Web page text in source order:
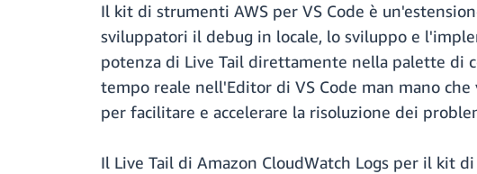
Il kit di strumenti AWS per VS Code è
sviluppatori il debug in locale, lo sviluppo e
potenza di Live Tail direttamente nella palette di
tempo reale nell'Editor di VS Code man mano
per facilitare e accelerare la risoluzione dei
Il Live Tail di Amazon CloudWatch Logs per il kit